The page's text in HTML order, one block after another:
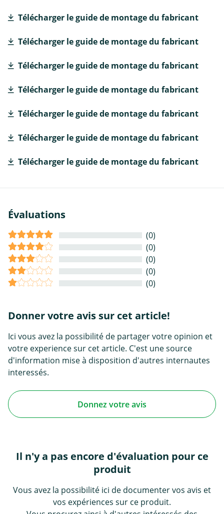
Télécharger le guide de montage du fabricant
Télécharger le guide de montage du fabricant
Télécharger le guide de montage du fabricant
Télécharger le guide de montage du fabricant
Télécharger le guide de montage du fabricant
Télécharger le guide de montage du fabricant
Télécharger le guide de montage du fabricant
Évaluations
(0)
(0)
(0)
(0)
(0)
Donner votre avis sur cet article!
Ici vous avez la possibilité de partager votre opinion et
votre experience sur cet article. C'est une source
d'information mise à disposition d'autres internautes
interessés.
Donnez votre avis
Il n'y a pas encore d'évaluation pour ce
produit
Vous avez la possibilité ici de documenter vos avis et
vos expériences sur ce produit.